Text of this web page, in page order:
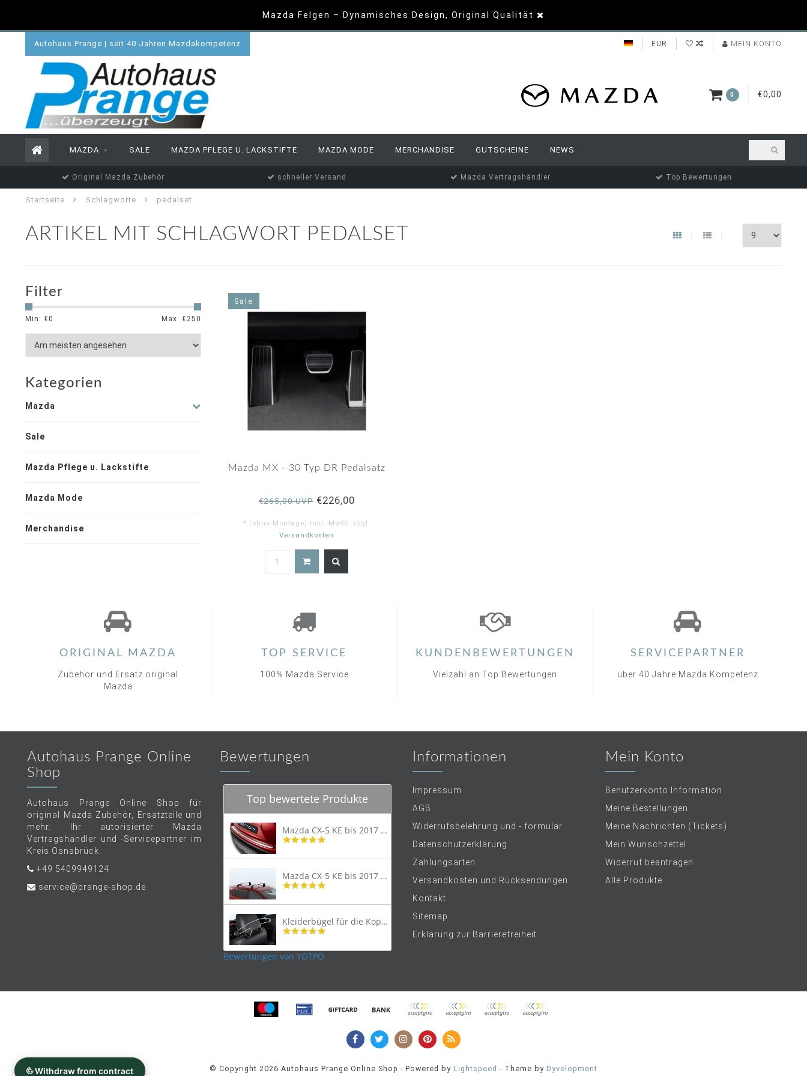
Mazda Felgen – Dynamisches Design, Original Qualität
Autohaus Prange | seit 40 Jahren Mazdakompetenz EUR MEIN KONTO
0 €0,00
MAZDA SALE MAZDA PFLEGE U. LACKSTIFTE MAZDA MODE MERCHANDISE GUTSCHEINE NEWS
Original Mazda Zubehör schneller Versand Mazda Vertragshändler Top Bewertungen
Startseite Schlagworte pedalset
ARTIKEL MIT SCHLAGWORT PEDALSET
Filter
Min: €0 Max: €250
Kategorien
Mazda
Sale
Mazda Pflege u. Lackstifte
Mazda Mode
Merchandise
Sale
Mazda MX - 30 Typ DR Pedalsatz
€265,00 UVP€226,00
* (ohne Montage) Inkl. MwSt. zzgl.
Versandkosten
ORIGINAL MAZDA
Zubehör und Ersatz original
Mazda
TOP SERVICE
100% Mazda Service
KUNDENBEWERTUNGEN
Vielzahl an Top Bewertungen
SERVICEPARTNER
über 40 Jahre Mazda Kompetenz
Autohaus Prange Online
Shop
Autohaus Prange Online Shop für
original Mazda Zubehör, Ersatzteile und
mehr. Ihr autorisierter Mazda
Vertragshändler und -Servicepartner im
Kreis Osnabrück.
+49 5409949124
service@prange-shop.de
Bewertungen
Top bewertete Produkte
Mazda CX-5 KE bis 2017 Trittschutzleiste Edelstahl original
4.8
rating
Mazda CX-5 KE bis 2017 Lastenträger Dachträger
4.9
rating
Kleiderbügel für die Kopfstütze
4.9
rating
Bewertungen von YOTPO
Informationen
Impressum
AGB
Widerrufsbelehrung und - formular
Datenschutzerklärung
Zahlungsarten
Versandkosten und Rücksendungen
Kontakt
Sitemap
Erklärung zur Barrierefreiheit
Mein Konto
Benutzerkonto Information
Meine Bestellungen
Meine Nachrichten (Tickets)
Mein Wunschzettel
Widerruf beantragen
Alle Produkte
© Copyright 2026 Autohaus Prange Online Shop - Powered by Lightspeed - Theme by Dyvelopment